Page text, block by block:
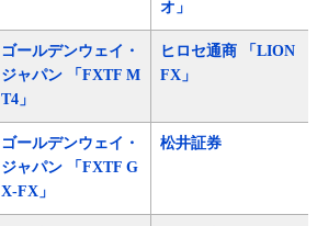
オ」
ゴールデンウェイ・
ジャパン 「FXTF M
T4」
ヒロセ通商 「LION
FX」
ゴールデンウェイ・
ジャパン 「FXTF G
X-FX」
松井証券